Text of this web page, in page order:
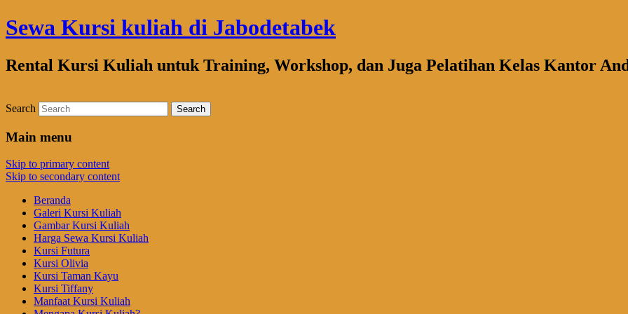
Sewa Kursi kuliah di Jabodetabek
Rental Kursi Kuliah untuk Training, Workshop, dan Juga Pelatihan Kelas Kantor
Search
Main menu
Skip to primary content
Skip to secondary content
Beranda
Galeri Kursi Kuliah
Gambar Kursi Kuliah
Harga Sewa Kursi Kuliah
Kursi Futura
Kursi Olivia
Kursi Taman Kayu
Kursi Tiffany
Manfaat Kursi Kuliah